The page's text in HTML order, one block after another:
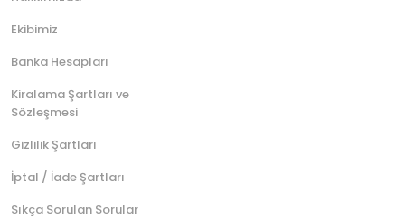
Ekibimiz
Banka Hesapları
Kiralama Şartları ve
Sözleşmesi
Gizlilik Şartları
İptal / İade Şartları
Sıkça Sorulan Sorular